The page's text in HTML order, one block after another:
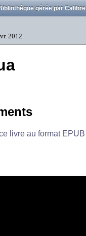
gérée par Calibre
livre au format EPUB